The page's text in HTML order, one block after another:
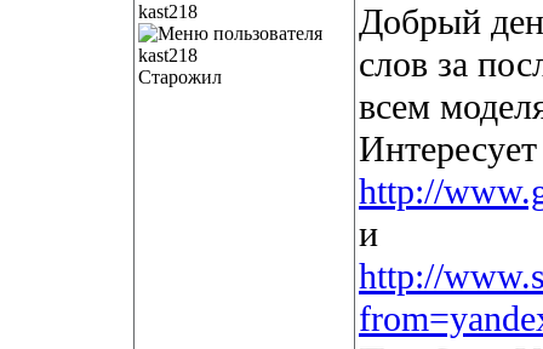
kast218
Старожил
Добрый
слов за
всем
http://
и
http://